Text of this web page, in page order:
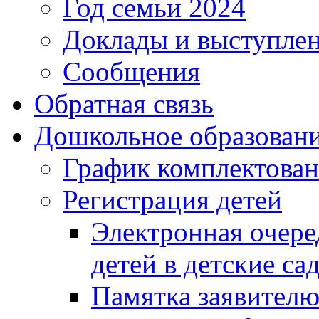
Год семьи 2024
Доклады и
Сообщения
Обратная связь
Дошкольное
График
Регистрация детей
Электронная
детей в детские
Памятка заявителю